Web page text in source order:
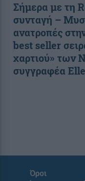
Σήμερα με τη
συνταγή –
ανατροπές
best seller
χαρτιού» των
συγγραφέα
Όροι